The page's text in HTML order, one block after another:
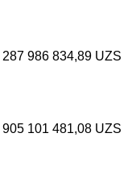
287 986 834,89 UZS
905 101 481,08 UZS